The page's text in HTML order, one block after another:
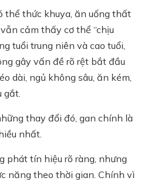
thể thức khuya, ăn uống thất
cảm thấy cơ thể “chịu
tuổi trung niên và cao tuổi,
gây vấn đề rõ rệt bắt đầu
dài, ngủ không sâu, ăn kém,
gắt.
thay đổi đó, gan chính là
nhất.
phát tín hiệu rõ ràng, nhưng
năng theo thời gian. Chính vì